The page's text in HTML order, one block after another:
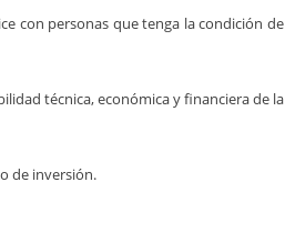
con personas que tenga la condición de
técnica, económica y financiera de la
de inversión.